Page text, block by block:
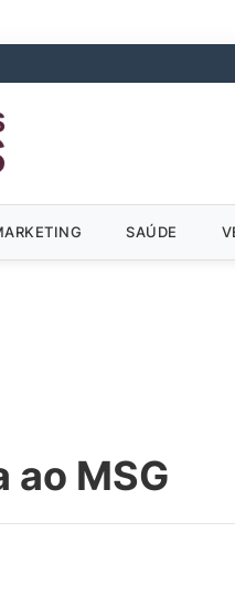
SAÚDE
ao MSG